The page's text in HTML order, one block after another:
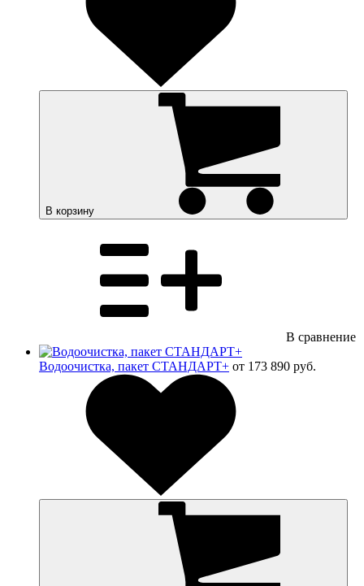
В корзину
В сравнение
Водоочистка, пакет СТАНДАРТ+ от 173 890 руб.